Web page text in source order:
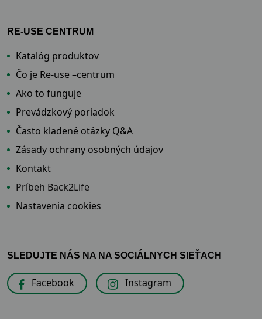
RE-USE CENTRUM
Katalóg produktov
Čo je Re-use –centrum
Ako to funguje
Prevádzkový poriadok
Často kladené otázky Q&A
Zásady ochrany osobných údajov
Kontakt
Príbeh Back2Life
Nastavenia cookies
SLEDUJTE NÁS NA NA SOCIÁLNYCH SIEŤACH
Facebook Instagram